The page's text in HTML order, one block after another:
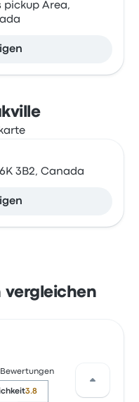
pickup Area,
3B2, Canada
vergleichen
Bewertungen
3.8